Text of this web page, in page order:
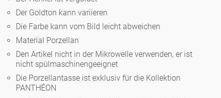
Porzellan
Humor
klassische Musiker
zeitgenössische Musiker
Runde Teller - weiß
Ovale Teller - weiß
Runde Teller 'de Luxe'
Teekanne
Vasen 'de Luxe'
Fressnapf
Goldener Käfig
Schalen 'de Luxe'
Hände und Füße
Bad
Schnickschnack
Unpraktisch
Spielen
Dies & Das
Figuren
Der Goldton kann variieren
Die Farbe kann vom Bild leicht abweichen
Material Porzellan
Den Artikel nicht in der Mikrowelle verwenden, er ist
nicht spülmaschinengeeignet
Die Porzellantasse ist exklusiv für die Kollektion
PANTHÉON